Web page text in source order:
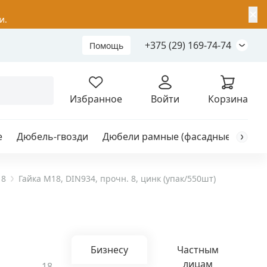
Помощь +375 (29) 169-74-74
Избранное Войти Корзина
Дюбель-гвозди Дюбели рамные (фасадные)
Гайка М18, DIN934, прочн. 8, цинк (упак/550шт)
Бизнесу
Частным
лицам